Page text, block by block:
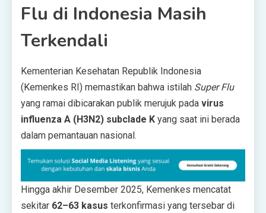
Flu di Indonesia Masih
Terkendali
Kementerian Kesehatan Republik Indonesia
(Kemenkes RI) memastikan bahwa istilah Super Flu
yang ramai dibicarakan publik merujuk pada virus
influenza A (H3N2) subclade K yang saat ini berada
dalam pemantauan nasional.
Hingga akhir Desember 2025, Kemenkes mencatat
sekitar 62–63 kasus terkonfirmasi yang tersebar di